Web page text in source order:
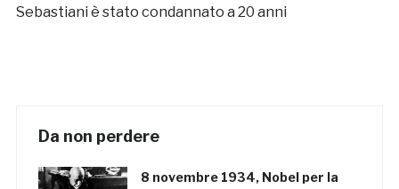
Sebastiani è stato condannato a 20 anni
Da non perdere
8 novembre 1934, Nobel per la